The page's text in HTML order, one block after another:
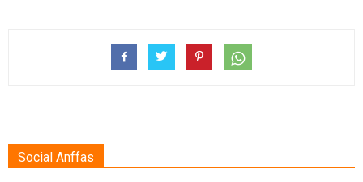
Social Anffas